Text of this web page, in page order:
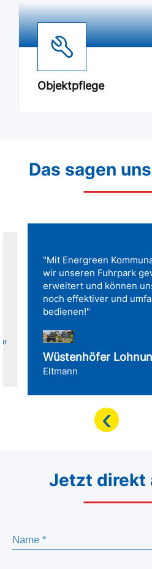
Objektpflege
Das sagen
"Mit Energreen
wir unseren Fuhrpark
erweitert und können
noch effektiver und
bedienen!"
Wüstenhöfer
Eltmann
‹
Jetzt direkt